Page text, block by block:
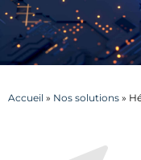
Accueil » Nos solutions »